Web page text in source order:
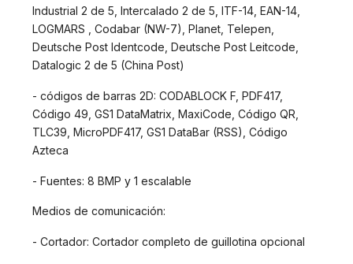
Industrial 2 de 5, Intercalado 2 de 5, ITF-14, EAN-14,
LOGMARS , Codabar (NW-7), Planet, Telepen,
Deutsche Post Identcode, Deutsche Post Leitcode,
Datalogic 2 de 5 (China Post)
- códigos de barras 2D: CODABLOCK F, PDF417,
Código 49, GS1 DataMatrix, MaxiCode, Código QR,
TLC39, MicroPDF417, GS1 DataBar (RSS), Código
Azteca
- Fuentes: 8 BMP y 1 escalable
Medios de comunicación:
- Cortador: Cortador completo de guillotina opcional